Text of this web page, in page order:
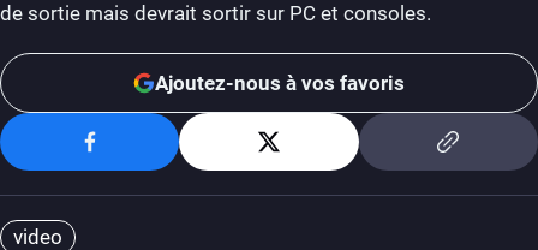
de sortie mais devrait sortir sur PC et consoles.
Ajoutez-nous à vos favoris
video